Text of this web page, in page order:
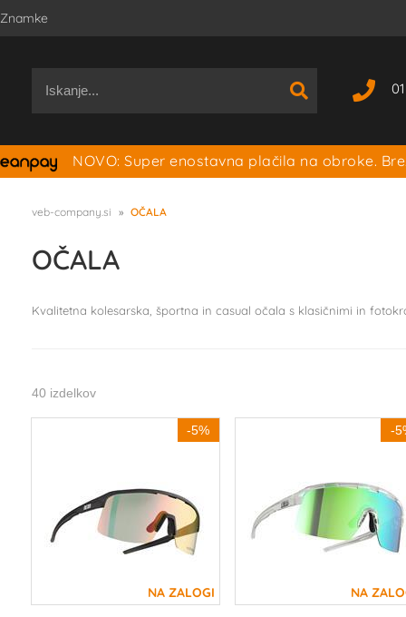
Znamke
NOVO: Super enostavna plačila na obroke.
veb-company.si OČALA
OČALA
Kvalitetna kolesarska, športna in casual očala s klasičnimi in
40 izdelkov
-5% -